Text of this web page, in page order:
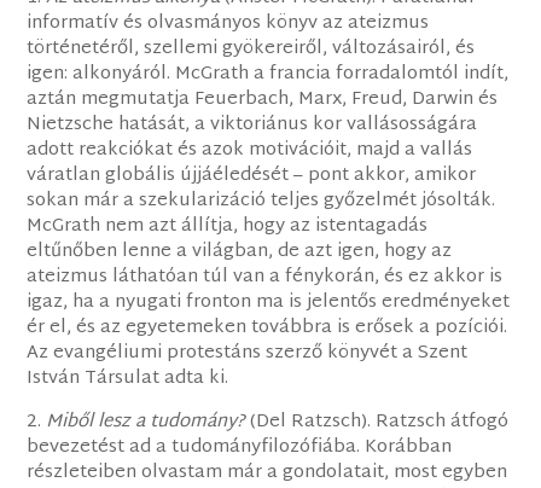
informatív és olvasmányos könyv az ateizmus
történetéről, szellemi gyökereiről, változásairól, és
igen: alkonyáról. McGrath a francia forradalomtól indít,
aztán megmutatja Feuerbach, Marx, Freud, Darwin és
Nietzsche hatását, a viktoriánus kor vallásosságára
adott reakciókat és azok motivációit, majd a vallás
váratlan globális újjáéledését – pont akkor, amikor
sokan már a szekularizáció teljes győzelmét jósolták.
McGrath nem azt állítja, hogy az istentagadás
eltűnőben lenne a világban, de azt igen, hogy az
ateizmus láthatóan túl van a fénykorán, és ez akkor is
igaz, ha a nyugati fronton ma is jelentős eredményeket
ér el, és az egyetemeken továbbra is erősek a pozíciói.
Az evangéliumi protestáns szerző könyvét a Szent
István Társulat adta ki.
2. Miből lesz a tudomány?(Del Ratzsch). Ratzsch átfogó
bevezetést ad a tudományfilozófiába. Korábban
részleteiben olvastam már a gondolatait, most egyben